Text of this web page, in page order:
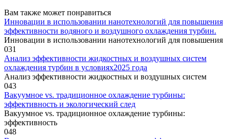
Вам также может понравиться
Инновации в использовании нанотехнологий для повышения
эффективности водяного и воздушного охлаждения турбин.
Инновации в использовании нанотехнологий для повышения
031
Анализ эффективности жидкостных и воздушных систем
охлаждения турбин в условиях2025 года
Анализ эффективности жидкостных и воздушных систем
043
Вакуумное vs. традиционное охлаждение турбины:
эффективность и экологический след
Вакуумное vs. традиционное охлаждение турбины:
эффективность
048